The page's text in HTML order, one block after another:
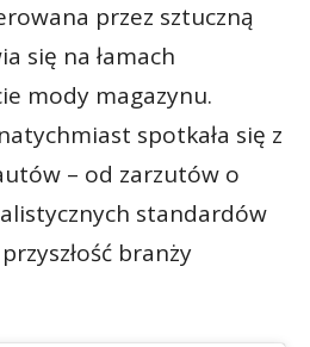
przez sztuczną
się na łamach
mody magazynu.
spotkała się z
– od zarzutów o
standardów
branży